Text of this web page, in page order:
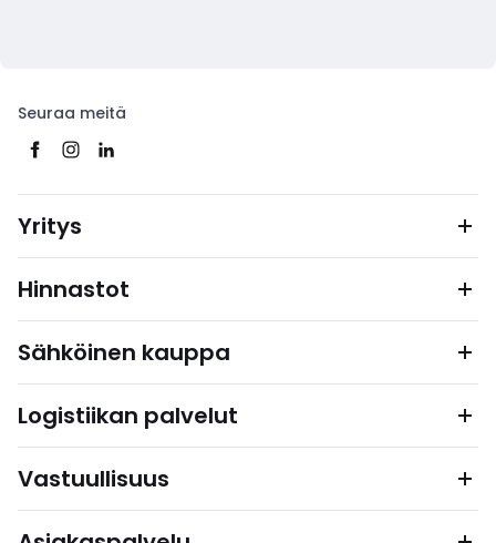
Seuraa meitä
Yritys
Hinnastot
Sähköinen kauppa
Logistiikan palvelut
Vastuullisuus